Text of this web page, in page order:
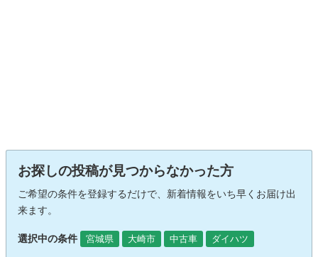
お探しの投稿が見つからなかった方
ご希望の条件を登録するだけで、新着情報をいち早くお届け出
来ます。
選択中の条件 宮城県 大崎市 中古車 ダイハツ